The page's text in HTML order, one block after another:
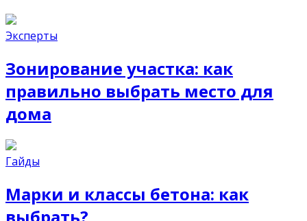
Эксперты
Зонирование участка: как
правильно выбрать место для
дома
Гайды
Марки и классы бетона: как
выбрать?